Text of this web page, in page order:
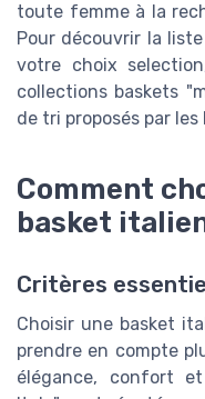
toute femme à la
Pour découvrir la
votre choix
collections baskets
de tri proposés par
Comment
basket
Critères
Choisir une basket
prendre en compte
élégance, confort